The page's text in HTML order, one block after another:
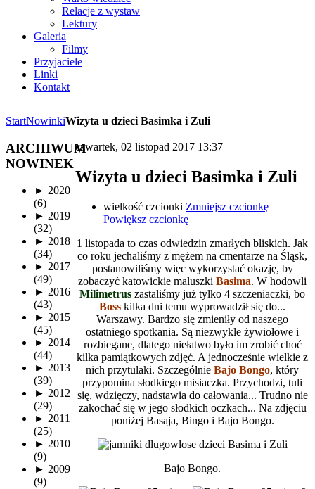
Relacje z wystaw
Lektury
Galeria
Filmy
Przyjaciele
Linki
Kontakt
StartNowinkiWizyta u dzieci Basimka i Zuli
czwartek, 02 listopad 2017 13:37
Wizyta u dzieci Basimka i Zuli
wielkość czcionki Zmniejsz czcionkę
Powiększ czcionkę
1 listopada to czas odwiedzin zmarłych bliskich. Jak
co roku jechaliśmy z mężem na cmentarze na Śląsk,
postanowiliśmy więc wykorzystać okazję, by
zobaczyć katowickie maluszkiBasima. W hodowli
Milimetrus zastaliśmy już tylko 4 szczeniaczki, bo
Boss kilka dni temu wyprowadził się do...
Warszawy. Bardzo się zmieniły od naszego
ostatniego spotkania. Są niezwykle żywiołowe i
rozbiegane, dlatego niełatwo było im zrobić choć
kilka pamiątkowych zdjęć. A jednocześnie wielkie z
nich przytulaki. SzczególnieBajo Bongo, który
przypomina słodkiego misiaczka. Przychodzi, tuli
się, wdzięczy, nadstawia do całowania... Trudno nie
zakochać się w jego słodkich oczkach... Na zdjęciu
poniżej Basaja, Bingo i Bajo Bongo.
Bajo Bongo.
ARCHIWUM
NOWINEK
► 2020
(6)
► 2019
(32)
► 2018
(34)
► 2017
(49)
► 2016
(43)
► 2015
(45)
► 2014
(44)
► 2013
(39)
► 2012
(29)
► 2011
(25)
► 2010
(9)
► 2009
(9)